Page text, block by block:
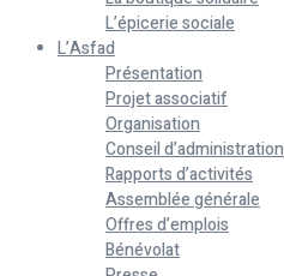
L’épicerie sociale
L’Asfad
Présentation
Projet associatif
Organisation
Conseil d’administration
Rapports d’activités
Assemblée générale
Offres d’emplois
Bénévolat